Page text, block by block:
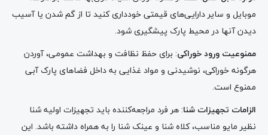
موبایل و سایر دارایی‌های قیمتی خودداری کنید تا از گم شدن یا آسیب
دیدن آنها در محیط پارک پیشگیری شود.
ممنوعیت ورود خوراکی: برای حفظ نظافت و بهداشت عمومی، آوردن
هرگونه خوراکی، نوشیدنی و مواد غذایی به داخل فضاهای پارک آبی
ممنوع است.
الزامات تجهیزات شنا: هر فرد مراجعه‌کننده باید تجهیزات اولیه شنا
نظیر مایو مناسب، کلاه شنا و عینک شنا را به همراه داشته باشد. این